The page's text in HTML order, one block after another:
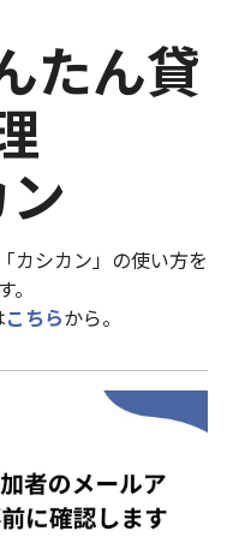
たん貸
カシカン」の使い方を
こちらから。